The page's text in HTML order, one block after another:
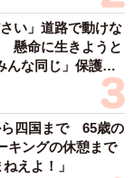
い」道路で動けな
懸命に生きようと
な同じ」保護団
ら四国まで 65歳の
ングの休憩まで
えよ！」